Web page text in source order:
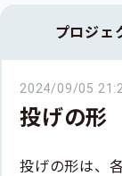
プロジェ
2024/09/05
投げの
投げの形は、